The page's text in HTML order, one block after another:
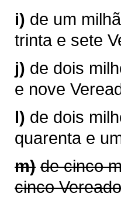
i) de um
trinta e sete
j) de dois
e nove
l) de dois
quarenta e
m) de cinco
cinco